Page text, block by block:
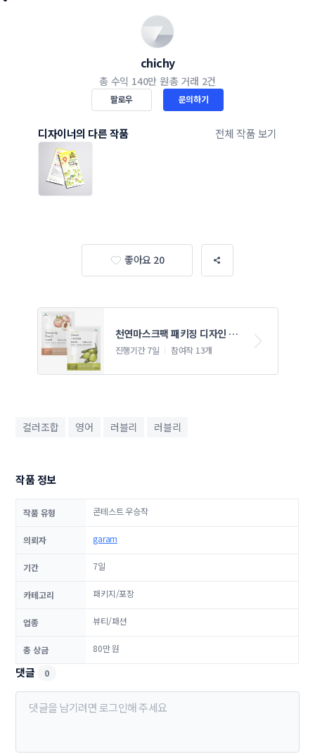
chichy
총 수익 140만 원총 거래 2건
팔로우 문의하기
디자이너의 다른 작품 전체 작품 보기
좋아요 20
천연마스크팩 패키징 디자인 의
뢰
진행기간 7일 참여작 13개
컬러조합 영어 러블리 러블리
작품 정보
작품 유형 콘테스트 우승작
의뢰자 garam
기간 7일
카테고리 패키지/포장
업종 뷰티/패션
총 상금 80만 원
댓글 0